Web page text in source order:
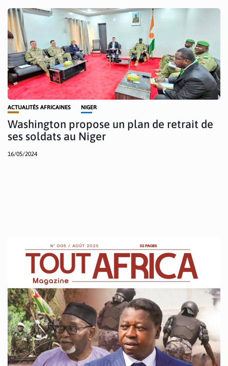
ACTUALITÉS AFRICAINES NIGER
Washington propose un plan de retrait de
ses soldats au Niger
16/05/2024